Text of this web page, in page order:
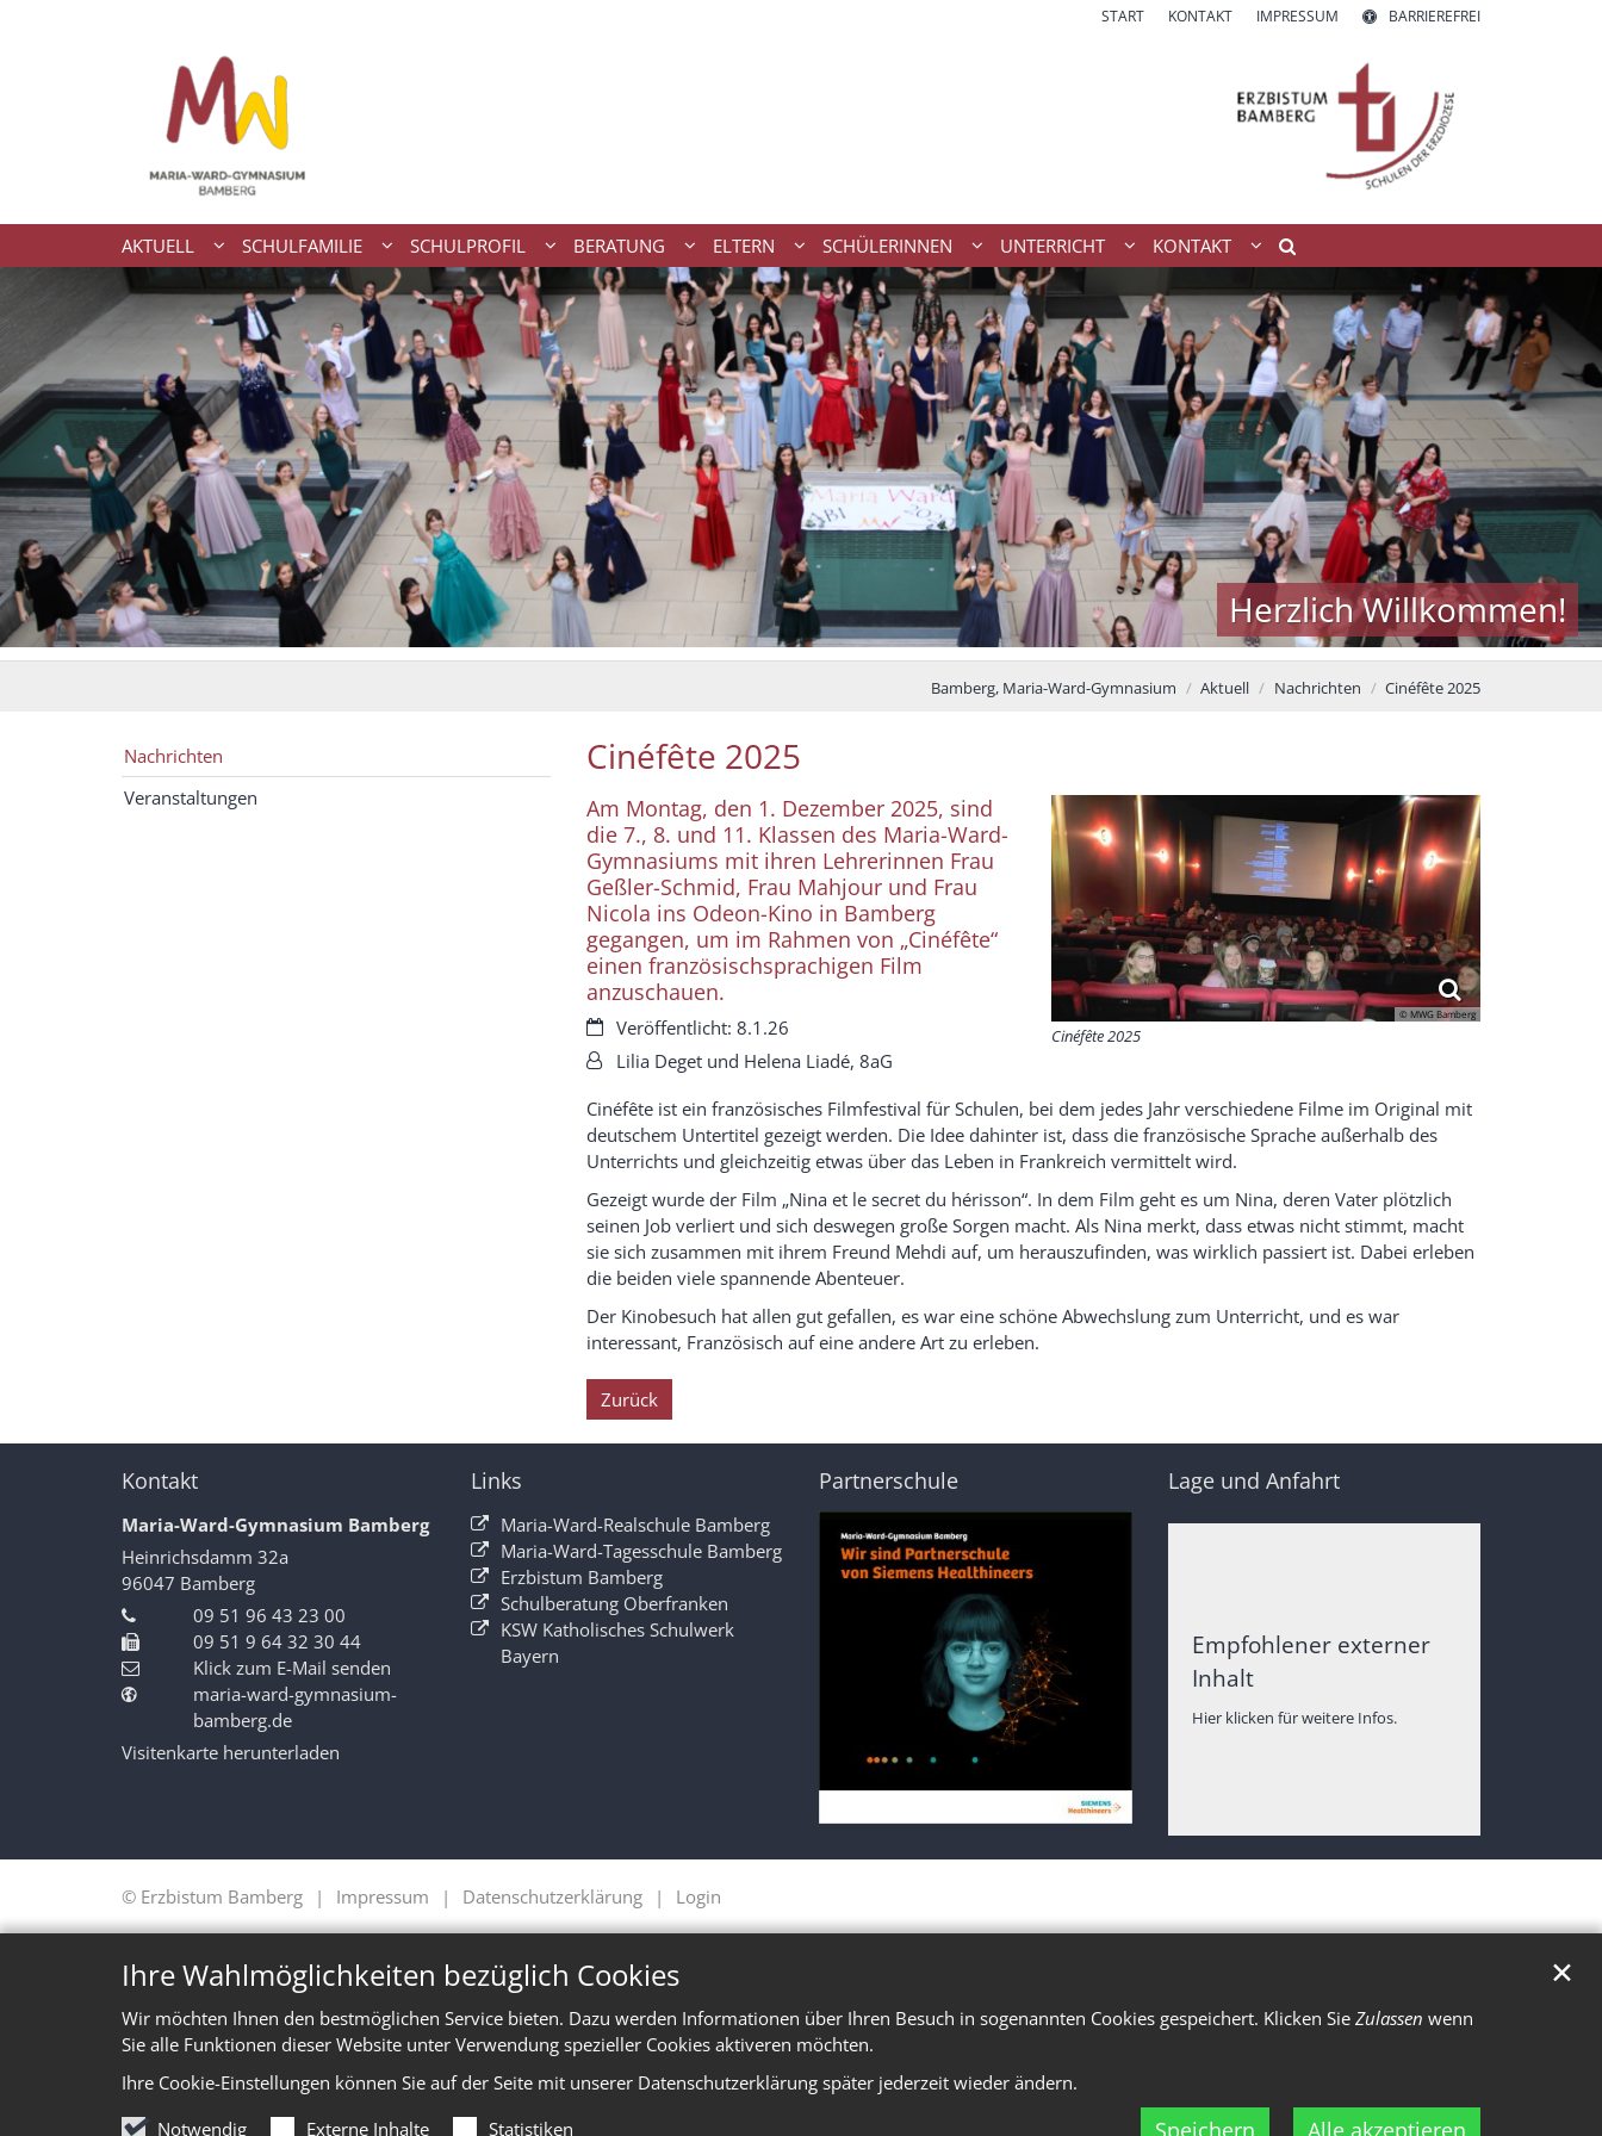
Ihre Wahlmöglichkeiten bezüglich Cookies
Wir möchten Ihnen den bestmöglichen Service bieten. Dazu werden Informationen über Ihren Besuch in sogenannten Cookies gespeichert. Klicken Sie Zulassen wenn
Sie alle Funktionen dieser Website unter Verwendung spezieller Cookies aktiveren möchten.
Ihre Cookie-Einstellungen können Sie auf der Seite mit unserer Datenschutzerklärung später jederzeit wieder ändern.
Notwendig
Externe Inhalte Statistiken Speichern Alle akzeptieren
✕
START KONTAKT IMPRESSUM BARRIEREFREI
AKTUELL SCHULFAMILIE SCHULPROFIL BERATUNG ELTERN SCHÜLERINNEN UNTERRICHT KONTAKT
Herzlich Willkommen!
Bamberg, Maria-Ward-Gymnasium Aktuell Nachrichten Cinéfête 2025
Cinéfête 2025
© MWG Bamberg
Cinéfête 2025
Am Montag, den 1. Dezember 2025, sind
die 7., 8. und 11. Klassen des Maria-Ward-
Gymnasiums mit ihren Lehrerinnen Frau
Geßler-Schmid, Frau Mahjour und Frau
Nicola ins Odeon-Kino in Bamberg
gegangen, um im Rahmen von „Cinéfête“
einen französischsprachigen Film
anzuschauen.
Datum:Veröffentlicht: 8.1.26
Von:Lilia Deget und Helena Liadé, 8aG
Cinéfête ist ein französisches Filmfestival für Schulen, bei dem jedes Jahr verschiedene Filme im Original mit
deutschem Untertitel gezeigt werden. Die Idee dahinter ist, dass die französische Sprache außerhalb des
Unterrichts und gleichzeitig etwas über das Leben in Frankreich vermittelt wird.
Gezeigt wurde der Film „Nina et le secret du hérisson“. In dem Film geht es um Nina, deren Vater plötzlich
seinen Job verliert und sich deswegen große Sorgen macht. Als Nina merkt, dass etwas nicht stimmt, macht
sie sich zusammen mit ihrem Freund Mehdi auf, um herauszufinden, was wirklich passiert ist. Dabei erleben
die beiden viele spannende Abenteuer.
Der Kinobesuch hat allen gut gefallen, es war eine schöne Abwechslung zum Unterricht, und es war
interessant, Französisch auf eine andere Art zu erleben.
Zurück
Nachrichten
Veranstaltungen
Kontakt
Maria-Ward-Gymnasium Bamberg
Heinrichsdamm 32a
96047 Bamberg
09 51 96 43 23 00
09 51 9 64 32 30 44
Klick zum E-Mail senden
maria-ward-gymnasium-
bamberg.de
Visitenkarte herunterladen
Links
Maria-Ward-Realschule Bamberg
Maria-Ward-Tagesschule Bamberg
Erzbistum Bamberg
Schulberatung Oberfranken
KSW Katholisches Schulwerk
Bayern
Partnerschule Lage und Anfahrt
Empfohlener externer
Inhalt
Hier klicken für weitere Infos.
© Erzbistum Bamberg Impressum Datenschutzerklärung Login